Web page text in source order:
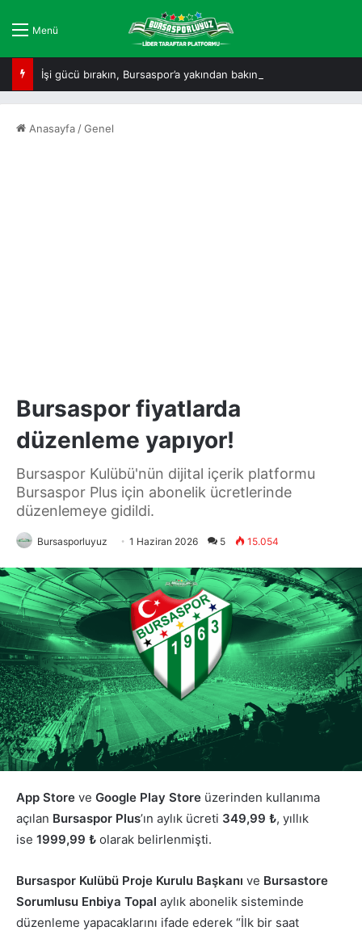
Menü
İşi gücü bırakın, Bursaspor’a yakından bakın!
Anasayfa /Genel
Bursaspor fiyatlarda
düzenleme yapıyor!
Bursaspor Kulübü'nün dijital içerik platformu
Bursaspor Plus için abonelik ücretlerinde
düzenlemeye gidildi.
Bursasporluyuz 1 Haziran 2026 5 15.054
App Store ve Google Play Store üzerinden kullanıma
açılan Bursaspor Plus’ın aylık ücreti 349,99 ₺, yıllık
ise 1999,99 ₺ olarak belirlenmişti.
Bursaspor Kulübü Proje Kurulu Başkanı ve Bursastore
Sorumlusu Enbiya Topal aylık abonelik sisteminde
düzenleme yapacaklarını ifade ederek “İlk bir saat